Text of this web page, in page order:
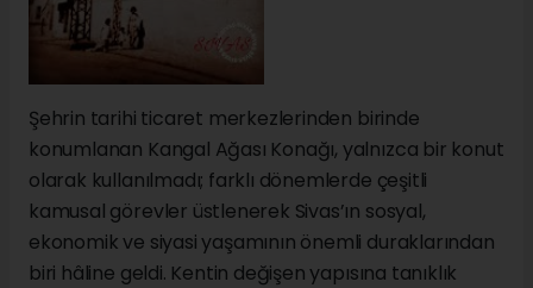
Şehrin tarihi ticaret merkezlerinden birinde
konumlanan Kangal Ağası Konağı, yalnızca bir konut
olarak kullanılmadı; farklı dönemlerde çeşitli
kamusal görevler üstlenerek Sivas’ın sosyal,
ekonomik ve siyasi yaşamının önemli duraklarından
biri hâline geldi. Kentin değişen yapısına tanıklık